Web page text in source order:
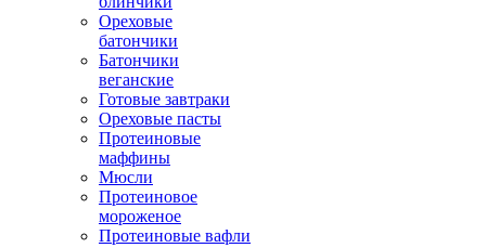
Ореховые
батончики
Батончики
веганские
Готовые завтраки
Ореховые пасты
Протеиновые
маффины
Мюсли
Протеиновое
мороженое
Протеиновые вафли